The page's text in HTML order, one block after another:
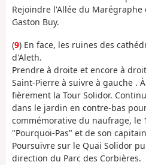
Rejoindre l'Allée du
Gaston Buy.
(9) En face, les ruines des
d'Aleth.
Prendre à droite et encore à
Saint-Pierre à suivre à gauche .
fièrement la Tour Solidor.
dans le jardin en contre-bas
commémorative du naufrage, le
"Pourquoi-Pas" et de son
Poursuivre sur le Quai Solidor
direction du Parc des Corbières.